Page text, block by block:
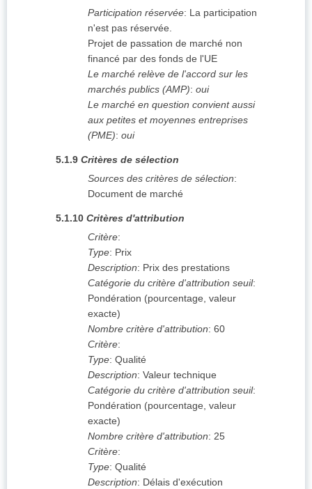
Participation réservée: La participation
n'est pas réservée.
Projet de passation de marché non
financé par des fonds de l'UE
Le marché relève de l'accord sur les
marchés publics (AMP): oui
Le marché en question convient aussi
aux petites et moyennes entreprises
(PME): oui
5.1.9 Critères de sélection
Sources des critères de sélection:
Document de marché
5.1.10 Critères d'attribution
Critère:
Type: Prix
Description: Prix des prestations
Catégorie du critère d'attribution seuil:
Pondération (pourcentage, valeur
exacte)
Nombre critère d'attribution: 60
Critère:
Type: Qualité
Description: Valeur technique
Catégorie du critère d'attribution seuil:
Pondération (pourcentage, valeur
exacte)
Nombre critère d'attribution: 25
Critère:
Type: Qualité
Description: Délais d'exécution